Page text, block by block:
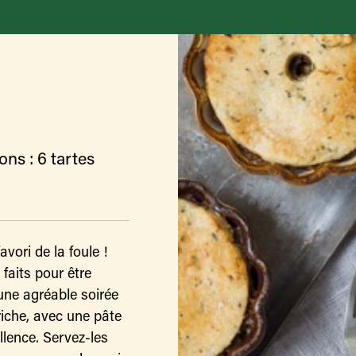
: 6 tartes
de la foule !
faits pour être
agréable soirée
avec une pâte
Servez-les